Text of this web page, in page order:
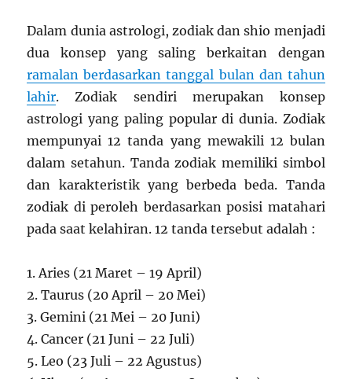
Dalam dunia astrologi, zodiak dan shio menjadi
dua konsep yang saling berkaitan dengan
ramalan berdasarkan tanggal bulan dan tahun
lahir. Zodiak sendiri merupakan konsep
astrologi yang paling popular di dunia. Zodiak
mempunyai 12 tanda yang mewakili 12 bulan
dalam setahun. Tanda zodiak memiliki simbol
dan karakteristik yang berbeda beda. Tanda
zodiak di peroleh berdasarkan posisi matahari
pada saat kelahiran. 12 tanda tersebut adalah :
1. Aries (21 Maret – 19 April)
2. Taurus (20 April – 20 Mei)
3. Gemini (21 Mei – 20 Juni)
4. Cancer (21 Juni – 22 Juli)
5. Leo (23 Juli – 22 Agustus)